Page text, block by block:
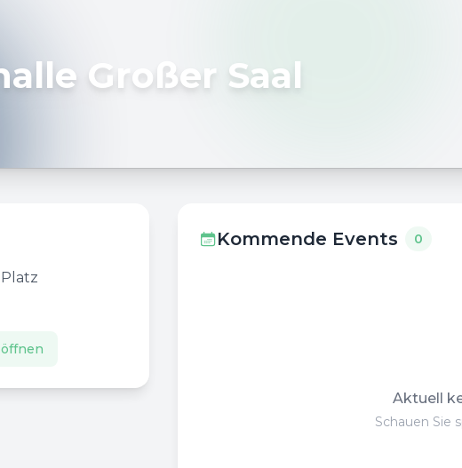
Großer Saal
Kommende Events 0
Aktuell
Schauen Sie